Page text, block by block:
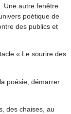
Une autre fenêtre
poétique de
des publics et
« Le sourire des
poésie, démarrer
des chaises, au